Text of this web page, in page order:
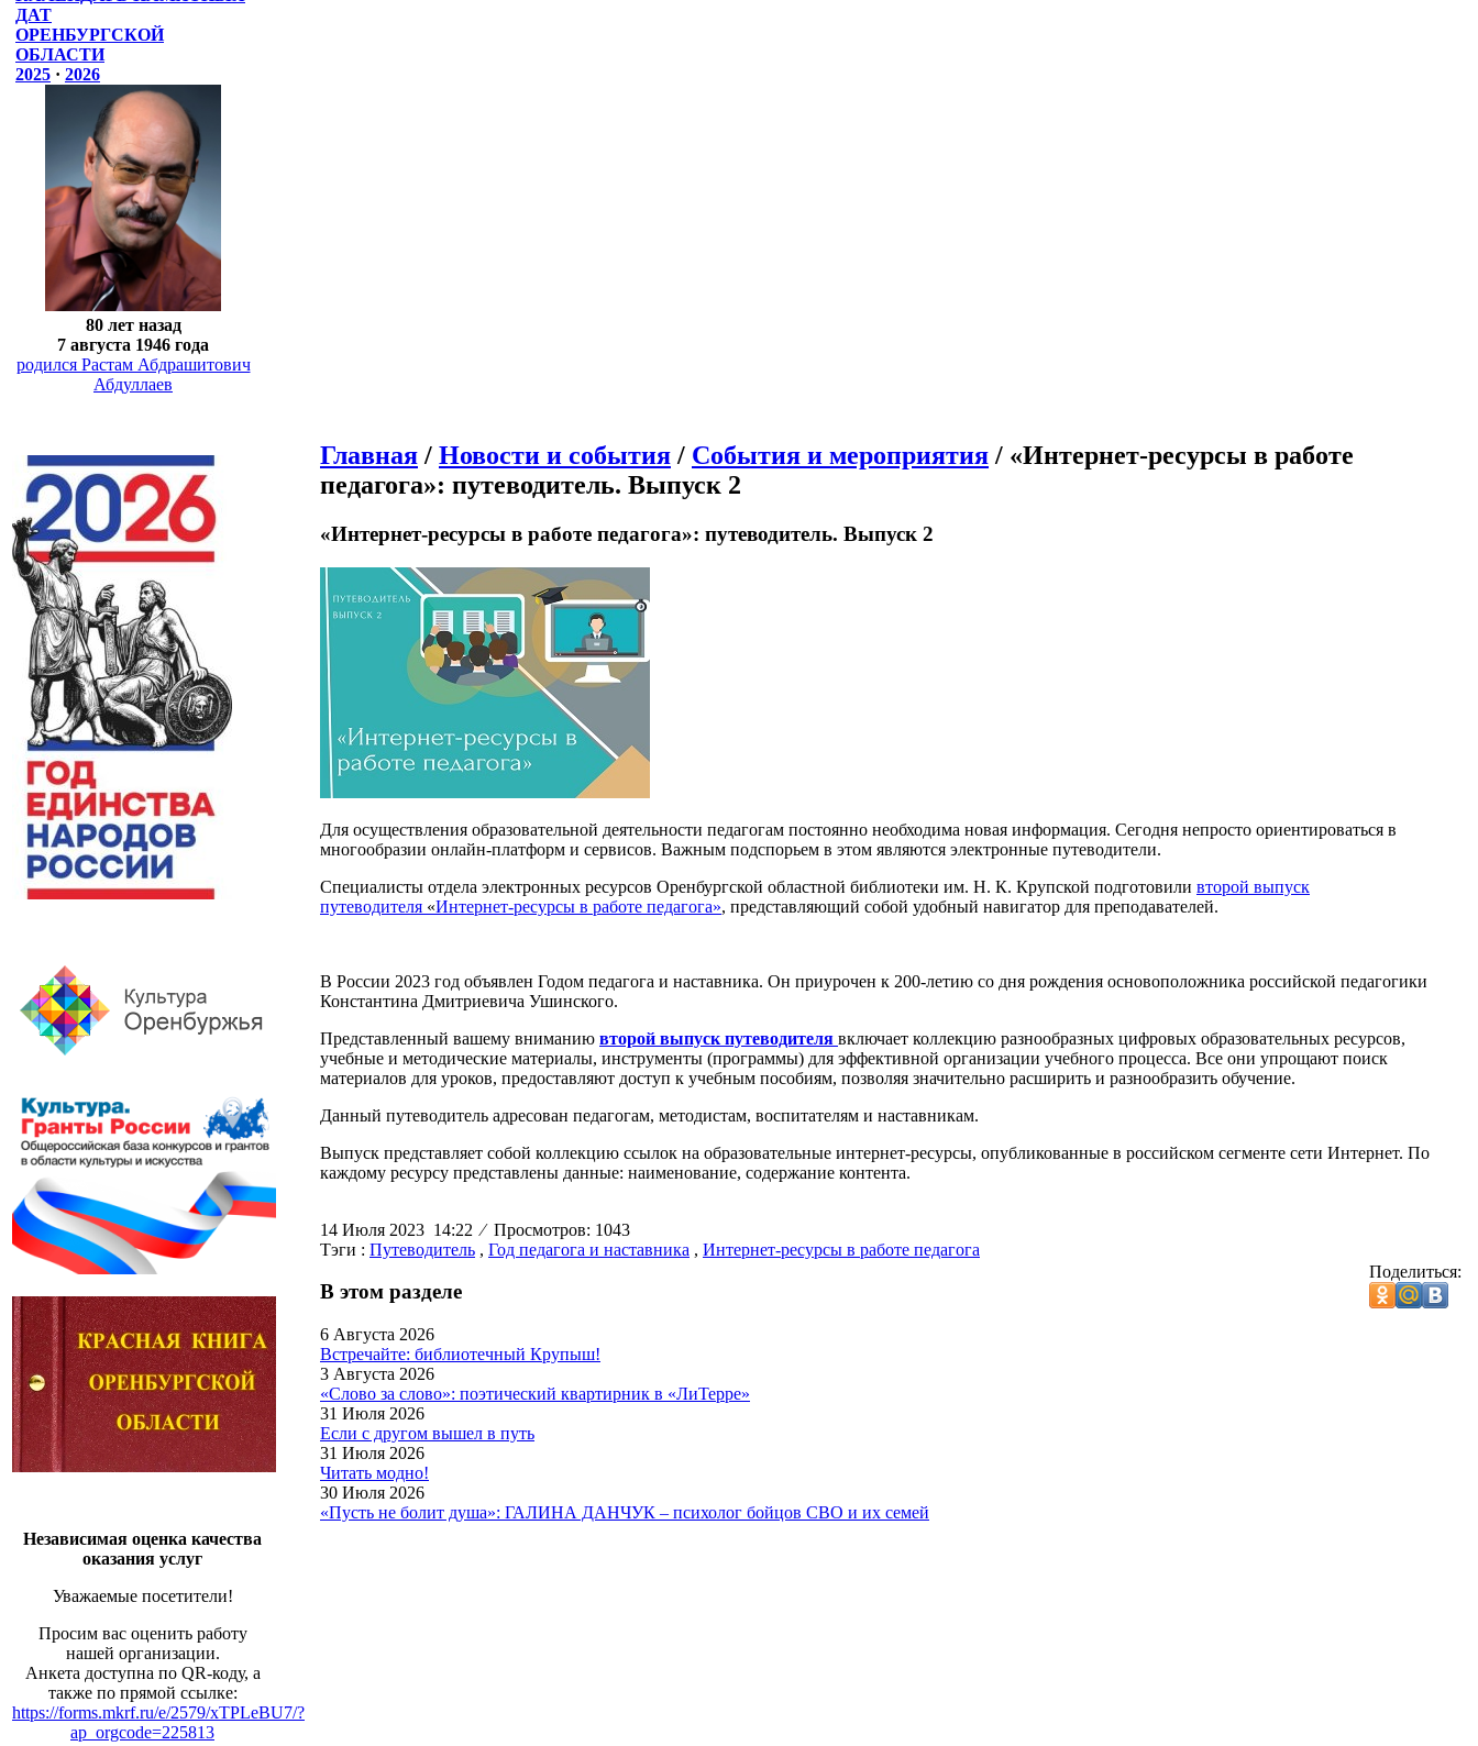
ДАТ
ОРЕНБУРГСКОЙ
ОБЛАСТИ
2025 · 2026
80 лет назад
7 августа 1946 года
родился Растам Абдрашитович
Абдуллаев
Независимая оценка качества
оказания услуг
Уважаемые посетители!
Просим вас оценить работу
нашей организации.
Анкета доступна по QR-коду, а
также по прямой ссылке:
https://forms.mkrf.ru/e/2579/xTPLeBU7/?
ap_orgcode=225813
Главная / Новости и события / События и мероприятия / «Интернет-ресурсы в работе
педагога»: путеводитель. Выпуск 2
«Интернет-ресурсы в работе педагога»: путеводитель. Выпуск 2
Для осуществления образовательной деятельности педагогам постоянно необходима новая информация. Сегодня непросто ориентироваться в
многообразии онлайн-платформ и сервисов. Важным подспорьем в этом являются электронные путеводители.
Специалисты отдела электронных ресурсов Оренбургской областной библиотеки им. Н. К. Крупской подготовили второй выпуск
путеводителя «Интернет-ресурсы в работе педагога», представляющий собой удобный навигатор для преподавателей.
В России 2023 год объявлен Годом педагога и наставника. Он приурочен к 200-летию со дня рождения основоположника российской педагогики
Константина Дмитриевича Ушинского.
Представленный вашему вниманию второй выпуск путеводителя включает коллекцию разнообразных цифровых образовательных ресурсов,
учебные и методические материалы, инструменты (программы) для эффективной организации учебного процесса. Все они упрощают поиск
материалов для уроков, предоставляют доступ к учебным пособиям, позволяя значительно расширить и разнообразить обучение.
Данный путеводитель адресован педагогам, методистам, воспитателям и наставникам.
Выпуск представляет собой коллекцию ссылок на образовательные интернет-ресурсы, опубликованные в российском сегменте сети Интернет. По
каждому ресурсу представлены данные: наименование, содержание контента.
14 Июля 2023 14:22⁄Просмотров: 1043
Тэги : Путеводитель , Год педагога и наставника , Интернет-ресурсы в работе педагога
Поделиться:
В этом разделе
6 Августа 2026
Встречайте: библиотечный Крупыш!
3 Августа 2026
«Слово за слово»: поэтический квартирник в «ЛиТерре»
31 Июля 2026
Если с другом вышел в путь
31 Июля 2026
Читать модно!
30 Июля 2026
«Пусть не болит душа»: ГАЛИНА ДАНЧУК – психолог бойцов СВО и их семей